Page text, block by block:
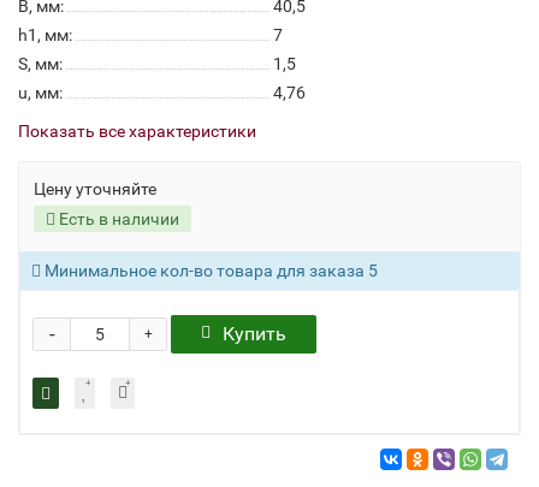
B, мм:
40,5
h1, мм:
7
S, мм:
1,5
u, мм:
4,76
Показать все характеристики
Цену уточняйте
Есть в наличии
Минимальное кол-во товара для заказа 5
+
- Купить